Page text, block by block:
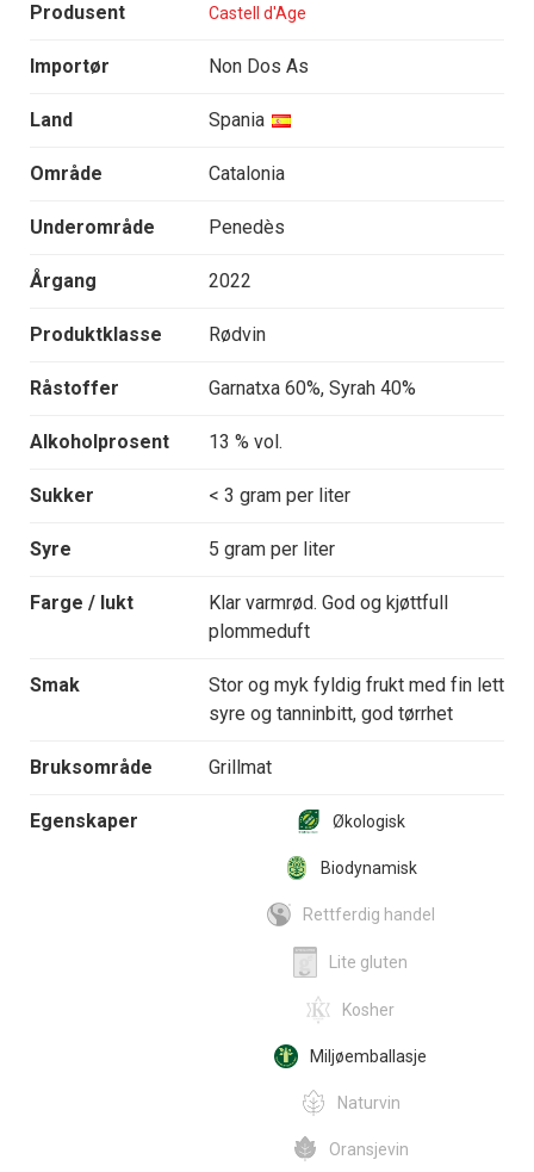
Produsent Castell d'Age
Importør Non Dos As
Land Spania
Område Catalonia
Underområde Penedès
Årgang 2022
Produktklasse Rødvin
Råstoffer Garnatxa 60%, Syrah 40%
Alkoholprosent 13 % vol.
Sukker < 3 gram per liter
Syre 5 gram per liter
Farge / lukt
Klar varmrød. God og kjøttfull
plommeduft
Smak
Stor og myk fyldig frukt med fin lett
syre og tanninbitt, god tørrhet
Bruksområde Grillmat
Egenskaper Økologisk
Biodynamisk
Rettferdig handel
Lite gluten
Kosher
Miljøemballasje
Naturvin
Oransjevin